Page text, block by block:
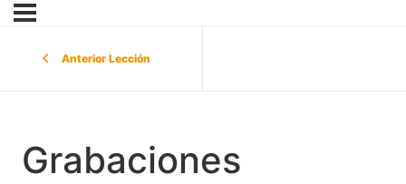
Anterior Lección
Grabaciones